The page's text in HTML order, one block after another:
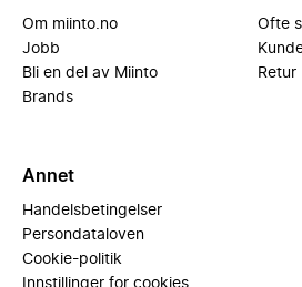
Om miinto.no
Jobb
Bli en del av Miinto
Brands
Ofte
Retur
Annet
Handelsbetingelser
Persondataloven
Cookie-politik
Innstillinger for cookies